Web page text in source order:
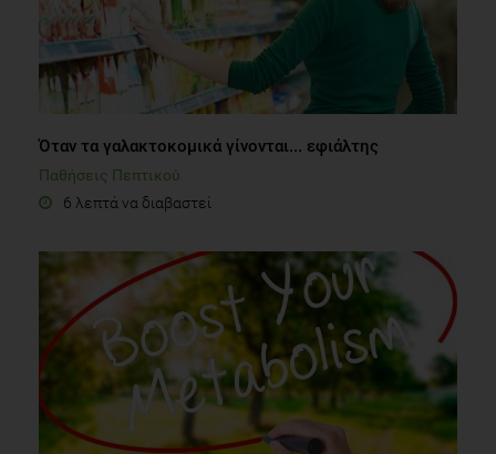
Όταν τα γαλακτοκομικά γίνονται... εφιάλτης
Παθήσεις Πεπτικού
6 λεπτά να διαβαστεί